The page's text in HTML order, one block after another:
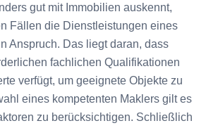
gut mit Immobilien auskennt,
Fällen die Dienstleistungen eines
Anspruch. Das liegt daran, dass
fachlichen Qualifikationen
verfügt, um geeignete Objekte zu
eines kompetenten Maklers gilt es
zu berücksichtigen. Schließlich